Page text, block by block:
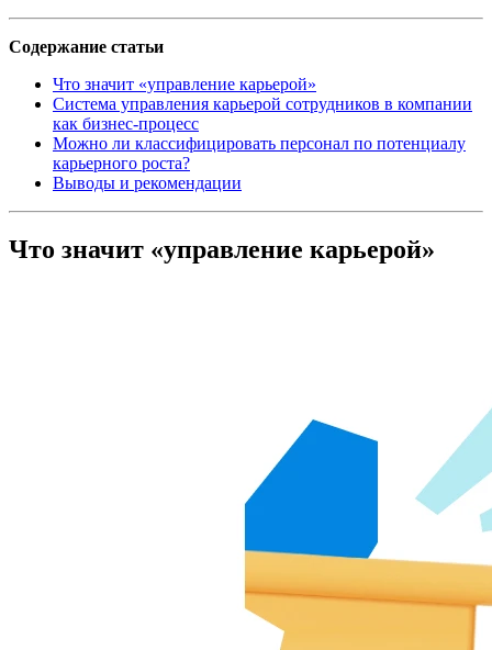
Содержание статьи
Что значит «управление карьерой»
Система управления карьерой сотрудников в компании
как бизнес-процесс
Можно ли классифицировать персонал по потенциалу
карьерного роста?
Выводы и рекомендации
Что значит «управление карьерой»